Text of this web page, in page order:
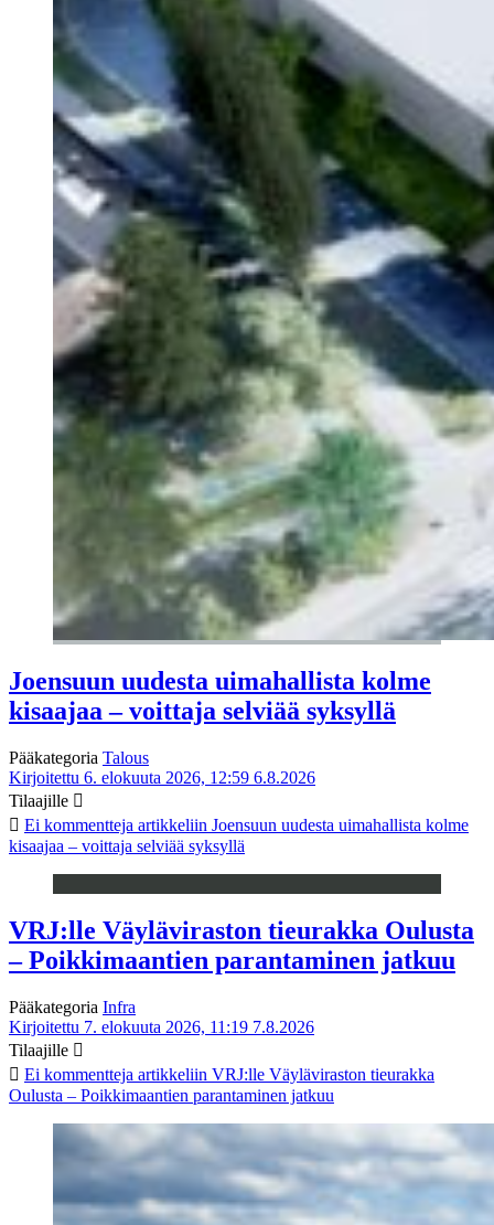
Joensuun uudesta uimahallista kolme
kisaajaa – voittaja selviää syksyllä
Pääkategoria Talous
Kirjoitettu 6. elokuuta 2026, 12:59 6.8.2026
Tilaajille
Ei kommentteja artikkeliin Joensuun uudesta uimahallista kolme
kisaajaa – voittaja selviää syksyllä
VRJ:lle Väyläviraston tieurakka Oulusta
– Poikkimaantien parantaminen jatkuu
Pääkategoria Infra
Kirjoitettu 7. elokuuta 2026, 11:19 7.8.2026
Tilaajille
Ei kommentteja artikkeliin VRJ:lle Väyläviraston tieurakka
Oulusta – Poikkimaantien parantaminen jatkuu